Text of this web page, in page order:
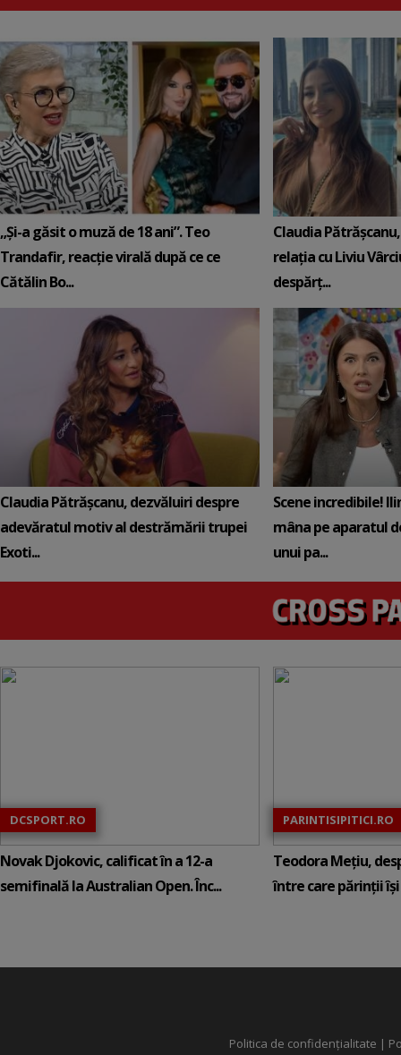
„Și-a găsit o muză de 18 ani”. Teo
Trandafir, reacție virală după ce ce
Cătălin Bo...
Claudia
relația cu Liviu
despărț...
Claudia Pătrășcanu, dezvăluiri despre
adevăratul motiv al destrămării trupei
Exoti...
Scene incredibile!
mâna pe aparatul
unui pa...
DCSPORT.RO
Novak Djokovic, calificat în a 12-a
semifinală la Australian Open. Înc...
PARINTISIPITICI.RO
Teodora Mețiu,
între care părinții își
Politica de confidențialitate |